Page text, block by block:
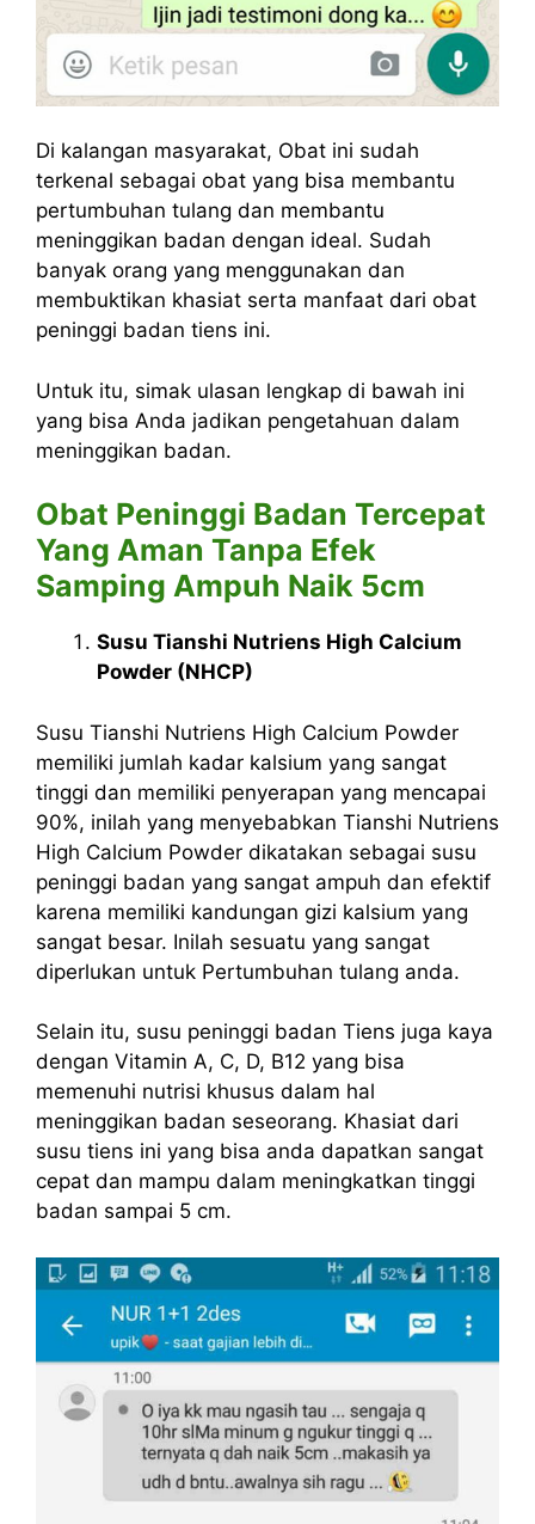
Di kalangan masyarakat, Obat ini sudah
terkenal sebagai obat yang bisa membantu
pertumbuhan tulang dan membantu
meninggikan badan dengan ideal. Sudah
banyak orang yang menggunakan dan
membuktikan khasiat serta manfaat dari obat
peninggi badan tiens ini.
Untuk itu, simak ulasan lengkap di bawah ini
yang bisa Anda jadikan pengetahuan dalam
meninggikan badan.
Obat Peninggi Badan Tercepat
Yang Aman Tanpa Efek
Samping Ampuh Naik 5cm
Susu Tianshi Nutriens High Calcium
Powder (NHCP)
Susu Tianshi Nutriens High Calcium Powder
memiliki jumlah kadar kalsium yang sangat
tinggi dan memiliki penyerapan yang mencapai
90%, inilah yang menyebabkan Tianshi Nutriens
High Calcium Powder dikatakan sebagai susu
peninggi badan yang sangat ampuh dan efektif
karena memiliki kandungan gizi kalsium yang
sangat besar. Inilah sesuatu yang sangat
diperlukan untuk Pertumbuhan tulang anda.
Selain itu, susu peninggi badan Tiens juga kaya
dengan Vitamin A, C, D, B12 yang bisa
memenuhi nutrisi khusus dalam hal
meninggikan badan seseorang. Khasiat dari
susu tiens ini yang bisa anda dapatkan sangat
cepat dan mampu dalam meningkatkan tinggi
badan sampai 5 cm.